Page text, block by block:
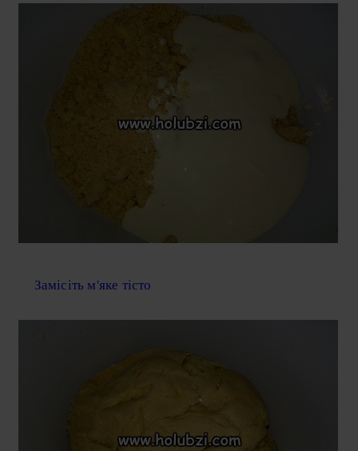
Замісіть м'яке тісто